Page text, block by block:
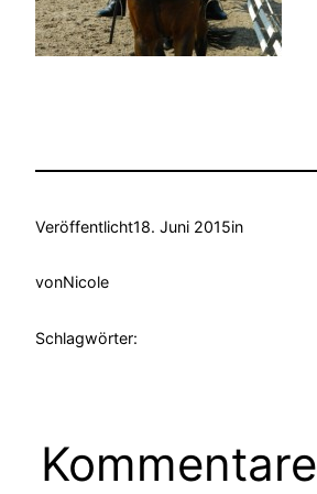
Veröffentlicht18. Juni 2015in
vonNicole
Schlagwörter:
Kommentare